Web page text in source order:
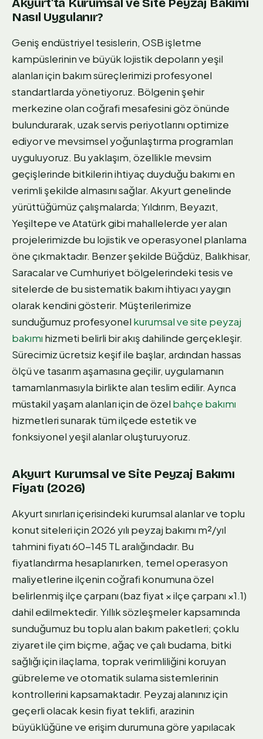
Nasıl Uygulanır?
Geniş endüstriyel tesislerin, OSB işletme
kampüslerinin ve büyük lojistik depoların yeşil
alanları için bakım süreçlerimizi profesyonel
standartlarda yönetiyoruz. Bölgenin şehir
merkezine olan coğrafi mesafesini göz önünde
bulundurarak, uzak servis periyotlarını optimize
ediyor ve mevsimsel yoğunlaştırma programları
uyguluyoruz. Bu yaklaşım, özellikle mevsim
geçişlerinde bitkilerin ihtiyaç duyduğu bakımı en
verimli şekilde almasını sağlar. Akyurt genelinde
yürüttüğümüz çalışmalarda; Yıldırım, Beyazıt,
Yeşiltepe ve Atatürk gibi mahallelerde yer alan
projelerimizde bu lojistik ve operasyonel planlama
öne çıkmaktadır. Benzer şekilde Büğdüz, Balıkhisar,
Saracalar ve Cumhuriyet bölgelerindeki tesis ve
sitelerde de bu sistematik bakım ihtiyacı yaygın
olarak kendini gösterir. Müşterilerimize
sunduğumuz profesyonel kurumsal ve site peyzaj
bakımı hizmeti belirli bir akış dahilinde gerçekleşir.
Sürecimiz ücretsiz keşif ile başlar, ardından hassas
ölçü ve tasarım aşamasına geçilir, uygulamanın
tamamlanmasıyla birlikte alan teslim edilir. Ayrıca
müstakil yaşam alanları için de özel bahçe bakımı
hizmetleri sunarak tüm ilçede estetik ve
fonksiyonel yeşil alanlar oluşturuyoruz.
Akyurt Kurumsal ve Site Peyzaj Bakımı
Fiyatı (2026)
Akyurt sınırları içerisindeki kurumsal alanlar ve toplu
konut siteleri için 2026 yılı peyzaj bakımı m²/yıl
tahmini fiyatı 60-145 TL aralığındadır. Bu
fiyatlandırma hesaplanırken, temel operasyon
maliyetlerine ilçenin coğrafi konumuna özel
belirlenmiş ilçe çarpanı (baz fiyat × ilçe çarpanı ×1.1)
dahil edilmektedir. Yıllık sözleşmeler kapsamında
sunduğumuz bu toplu alan bakım paketleri; çoklu
ziyaret ile çim biçme, ağaç ve çalı budama, bitki
sağlığı için ilaçlama, toprak verimliliğini koruyan
gübreleme ve otomatik sulama sistemlerinin
kontrollerini kapsamaktadır. Peyzaj alanınız için
geçerli olacak kesin fiyat teklifi, arazinin
büyüklüğüne ve erişim durumuna göre yapılacak